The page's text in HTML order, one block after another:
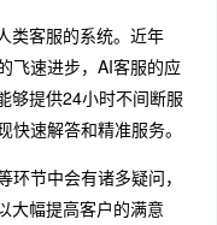
类客服的系统。近年
飞速进步，AI客服的应
够提供24小时不间断服
速解答和精准服务。
节中会有诸多疑问，
大幅提高客户的满意